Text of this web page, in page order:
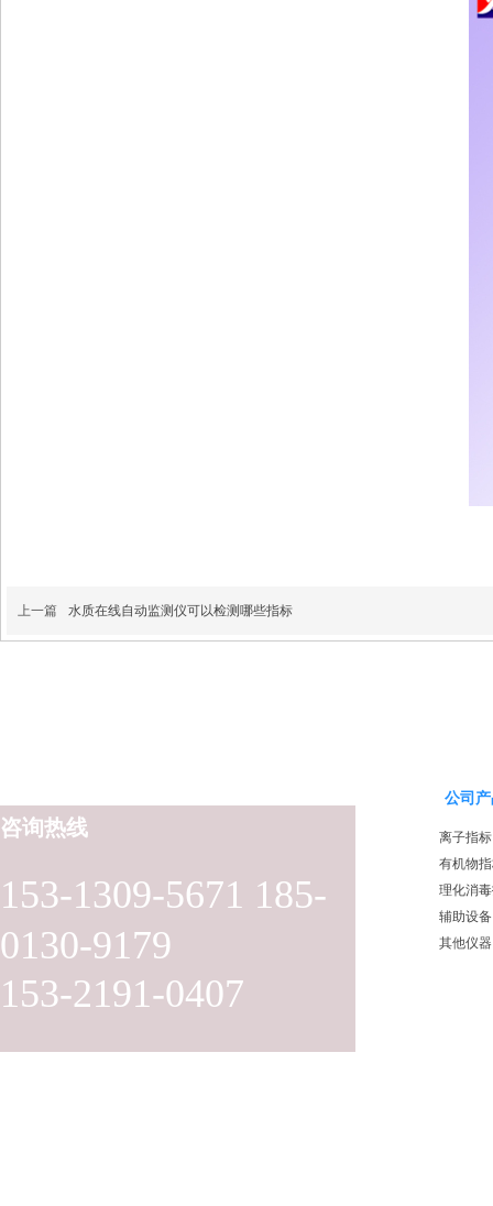
上一篇 水质在线自动监测仪可以检测哪些指标
153-1309-5671 185-
0130-9179
153-2191-0407
咨询热线
公司
离子指标
有机物
理化消
辅助设备
其他仪器